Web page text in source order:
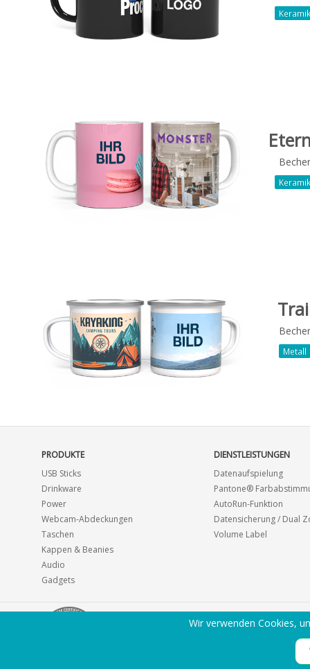
Keramik
Becher
Keramik
Becher
Metall
PRODUKTE
USB Sticks
Drinkware
Power
Webcam-Abdeckungen
Taschen
Kappen & Beanies
Audio
Gadgets
DIENSTLEISTUNGEN
Datenaufspielung
Pantone®
AutoRun-Funktion
Datensicherung / Dual
Volume Label
Wir verwenden Cookies,